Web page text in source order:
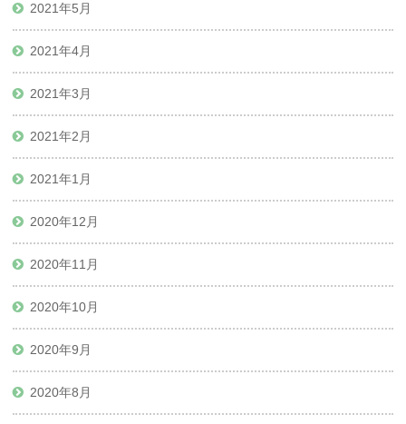
2021年5月
2021年4月
2021年3月
2021年2月
2021年1月
2020年12月
2020年11月
2020年10月
2020年9月
2020年8月